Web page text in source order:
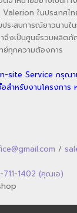
ในประเทศไ
ระสบการณ์ยาวนานใ
จึงเป็นศูนย์รวมผลิตภั
ย์ทุกความต้องการ
site Service กรุณา
ำหรับงานโครงการ
/
1402 (คุณเอ)